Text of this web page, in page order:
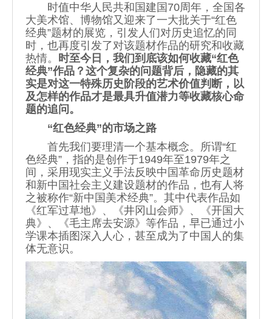
时值中华人民共和国建国70周年，全国各
大美术馆、博物馆又迎来了一大批关于“红色
经典”题材的展览，引发人们对历史追忆的同
时，也再度引发了对该题材作品的研究和收藏
热情。
时至今日，我们到底该如何收藏“红色
经典”作品？这个复杂的问题背后，隐藏的其
实是对这一特殊历史阶段的艺术价值判断，以
及怎样的作品才是最具升值潜力等收藏核心命
题的追问。
“红色经典”的市场之路
首先我们要理清一个基本概念。所谓“红
色经典”，指的是创作于1949年至1979年之
间，采用现实主义手法反映中国革命历史题材
和新中国社会主义建设题材的作品，也有人将
之被称作“新中国美术经典”。其中代表作品如
《红军过草地》、《井冈山会师》、《开国大
典》、《毛主席去安源》等作品，早已通过小
学课本插图深入人心，甚至成为了中国人的集
体无意识。